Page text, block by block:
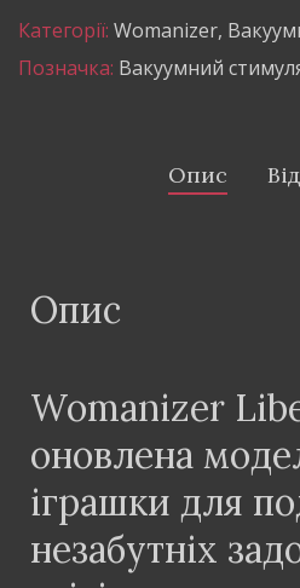
Категорії: Womanizer,
Позначка: Вакуумний
Опис
Опис
Womanizer
оновлена
іграшки для
незабутніх